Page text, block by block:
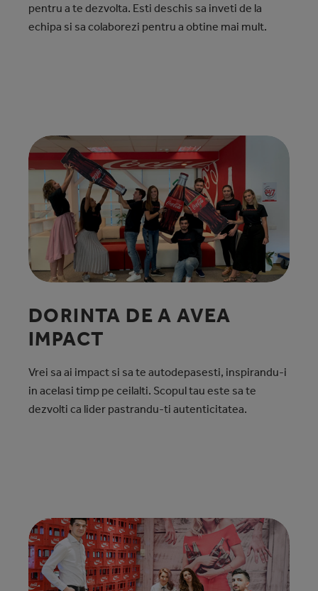
pentru a te dezvolta. Esti deschis sa inveti de la
echipa si sa colaborezi pentru a obtine mai mult.
DORINTA DE A AVEA
IMPACT
Vrei sa ai impact si sa te autodepasesti, inspirandu-i
in acelasi timp pe ceilalti. Scopul tau este sa te
dezvolti ca lider pastrandu-ti autenticitatea.